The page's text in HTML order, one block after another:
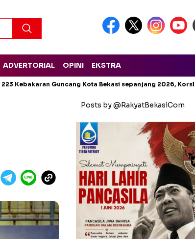
ADVERTORIAL OPINI EKSTRA
223 Kebakaran Guncang Kota Bekasi sepanjang 2026,
Posts by @RakyatBekasiCom